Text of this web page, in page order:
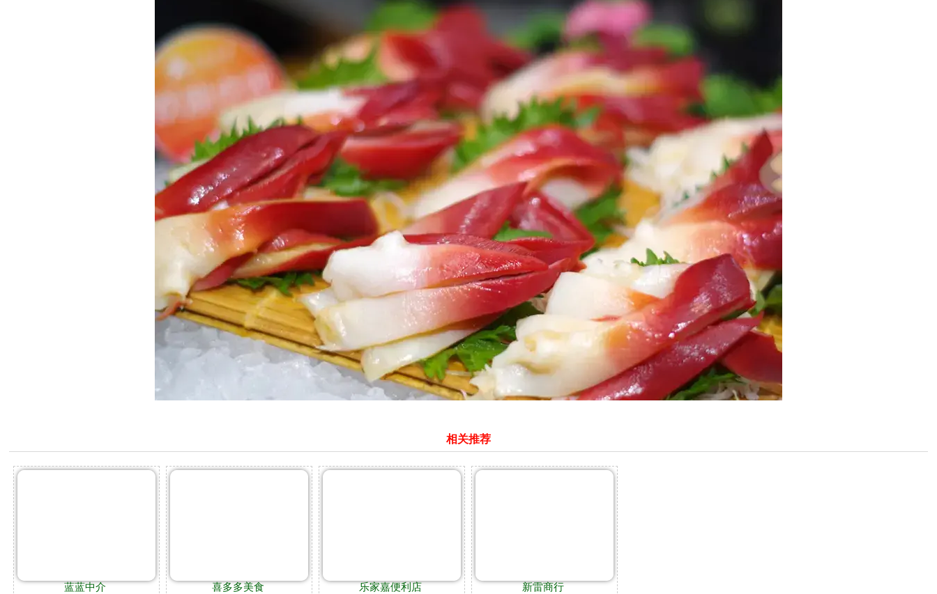
相关推荐
蓝蓝中介 喜多多美食 乐家嘉便利店 新雷商行